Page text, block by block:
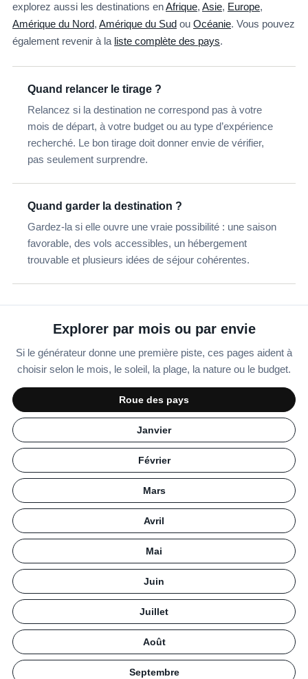
explorez aussi les destinations enAfrique, Asie, Europe,
Amérique du Nord, Amérique du Sud ou Océanie. Vous pouvez
également revenir à la liste complète des pays.
Quand relancer le tirage ?
Relancez si la destination ne correspond pas à votre
mois de départ, à votre budget ou au type d’expérience
recherché. Le bon tirage doit donner envie de vérifier,
pas seulement surprendre.
Quand garder la destination ?
Gardez-la si elle ouvre une vraie possibilité : une saison
favorable, des vols accessibles, un hébergement
trouvable et plusieurs idées de séjour cohérentes.
Explorer par mois ou par envie
Si le générateur donne une première piste, ces pages aident à
choisir selon le mois, le soleil, la plage, la nature ou le budget.
Roue des pays
Janvier
Février
Mars
Avril
Mai
Juin
Juillet
Août
Septembre